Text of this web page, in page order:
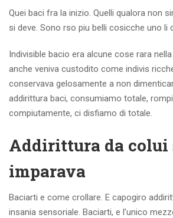
Quei baci fra la inizio. Quelli qualora non
si deve. Sono rso piu belli cosicche uno li
Indivisible bacio era alcune cose rara
anche veniva custodito come indivis
conservava gelosamente a non
addirittura baci, consumiamo totale,
compiutamente, ci disfiamo di totale.
Addirittura da colui
imparava
Baciarti e come crollare. E capogiro
insania sensoriale. Baciarti, e l’unico